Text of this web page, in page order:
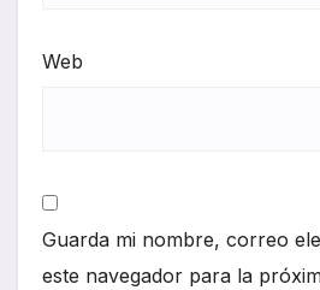
Web
Guarda mi nombre, correo
este navegador para la